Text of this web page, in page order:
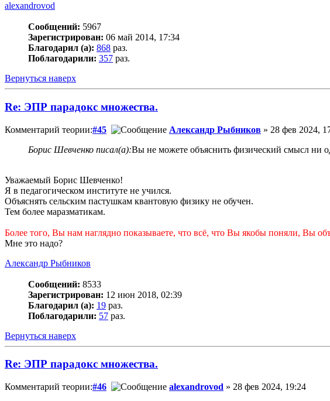
alexandrovod
Сообщений: 5967
Зарегистрирован: 06 май 2014, 17:34
Благодарил (а): 868 раз.
Поблагодарили: 357 раз.
Вернуться наверх
Re: ЭПР парадокс множества.
Комментарий теории:#45 Александр Рыбников » 28 фев 2024,
Борис Шевченко писал(а):Вы не можете объяснить физический смысл ни
Уважаемый Борис Шевченко!
Я в педагогическом институте не учился.
Объяснять сельским пастушкам квантовую физику не обучен.
Тем более маразматикам.
Более того, Вы нам наглядно показываете, что всё, что Вы якобы поняли, Вы
Мне это надо?
Александр Рыбников
Сообщений: 8533
Зарегистрирован: 12 июн 2018, 02:39
Благодарил (а): 19 раз.
Поблагодарили: 57 раз.
Вернуться наверх
Re: ЭПР парадокс множества.
Комментарий теории:#46 alexandrovod » 28 фев 2024, 19:24